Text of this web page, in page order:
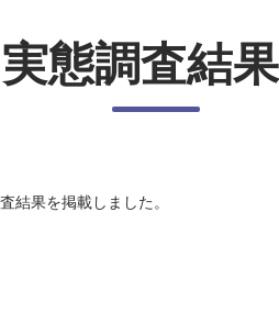
態調査結
結果を掲載しました。